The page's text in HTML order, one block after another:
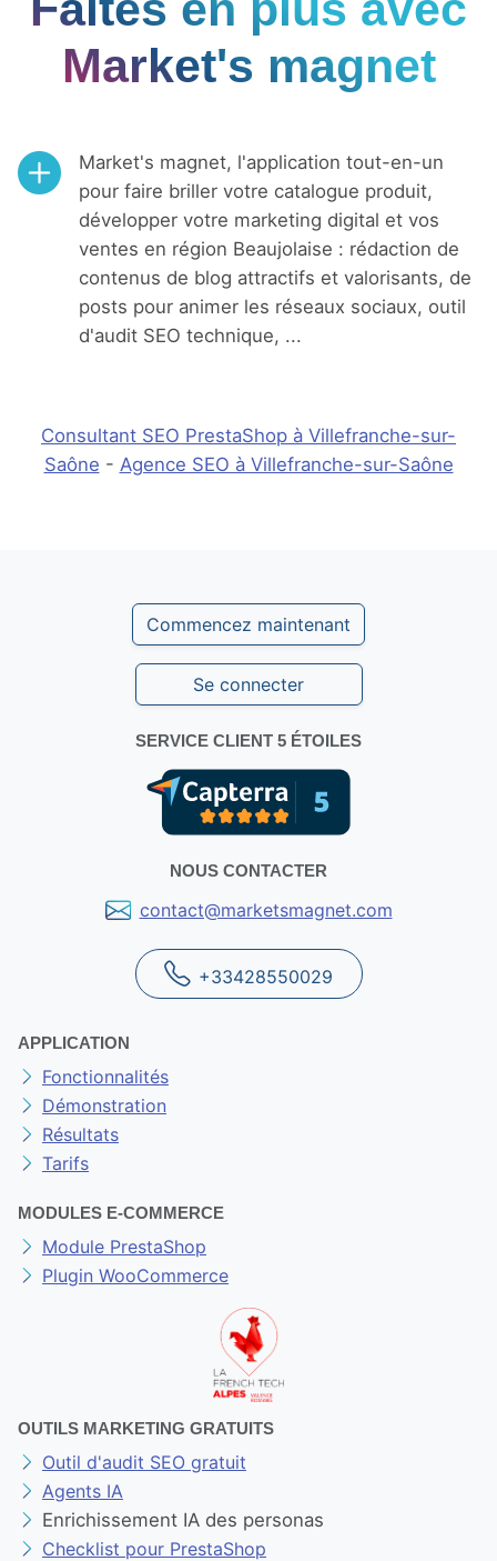
Market's magnet
Market's magnet, l'application tout-en-un
pour faire briller votre catalogue produit,
développer votre marketing digital et vos
ventes en région Beaujolaise : rédaction de
contenus de blog attractifs et valorisants, de
posts pour animer les réseaux sociaux, outil
d'audit SEO technique, ...
Consultant SEO PrestaShop à Villefranche-sur-
Saône - Agence SEO à Villefranche-sur-Saône
Commencez maintenant
Se connecter
SERVICE CLIENT 5 ÉTOILES
NOUS CONTACTER
contact@marketsmagnet.com
+33428550029
APPLICATION
Fonctionnalités
Démonstration
Résultats
Tarifs
MODULES E-COMMERCE
Module PrestaShop
Plugin WooCommerce
OUTILS MARKETING GRATUITS
Outil d'audit SEO gratuit
Agents IA
Enrichissement IA des personas
Checklist pour PrestaShop